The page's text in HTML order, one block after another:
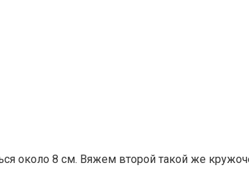
около 8 см. Вяжем второй такой же